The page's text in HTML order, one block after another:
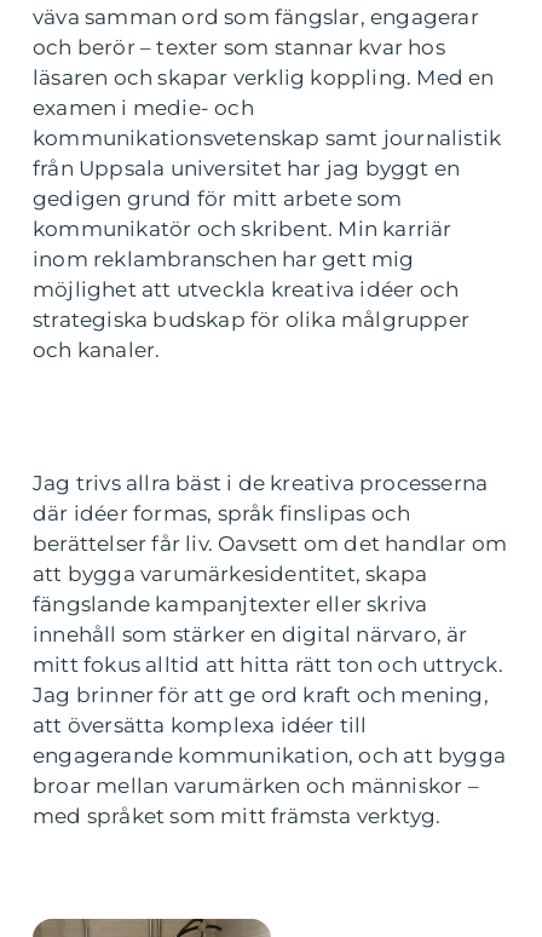
väva samman ord som fängslar, engagerar
och berör – texter som stannar kvar hos
läsaren och skapar verklig koppling. Med en
examen i medie- och
kommunikationsvetenskap samt journalistik
från Uppsala universitet har jag byggt en
gedigen grund för mitt arbete som
kommunikatör och skribent. Min karriär
inom reklambranschen har gett mig
möjlighet att utveckla kreativa idéer och
strategiska budskap för olika målgrupper
och kanaler.
Jag trivs allra bäst i de kreativa processerna
där idéer formas, språk finslipas och
berättelser får liv. Oavsett om det handlar om
att bygga varumärkesidentitet, skapa
fängslande kampanjtexter eller skriva
innehåll som stärker en digital närvaro, är
mitt fokus alltid att hitta rätt ton och uttryck.
Jag brinner för att ge ord kraft och mening,
att översätta komplexa idéer till
engagerande kommunikation, och att bygga
broar mellan varumärken och människor –
med språket som mitt främsta verktyg.